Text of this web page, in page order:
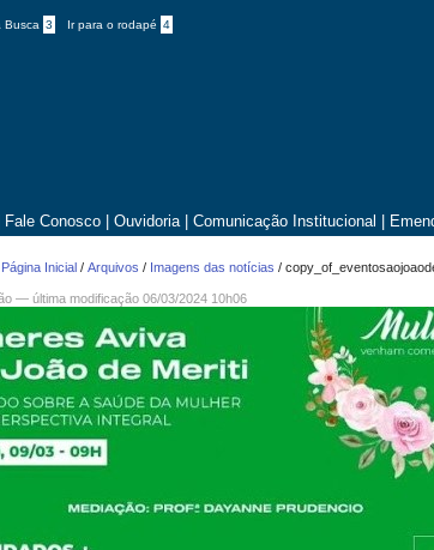
Busca 3 Ir para o rodapé 4
Fale Conosco Ouvidoria Comunicação Institucional
Página Inicial /Arquivos / Imagens das notícias /
—última modificação 06/03/2024 10h06